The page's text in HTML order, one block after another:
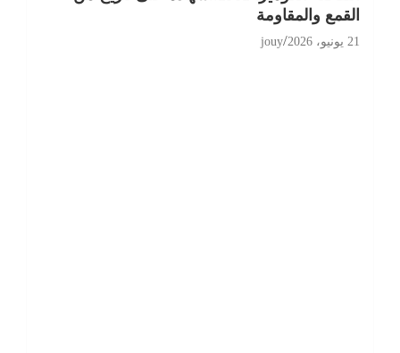
القمع والمقاومة
21 يونيو، 2026 jouy